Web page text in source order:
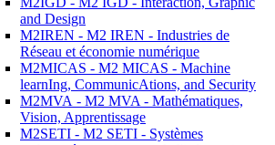
and Design
M2IREN - M2 IREN - Industries de
Réseau et économie numérique
M2MICAS - M2 MICAS - Machine
learnIng, CommunicAtions, and Security
M2MVA - M2 MVA - Mathématiques,
Vision, Apprentissage
M2SETI - M2 SETI - Systèmes